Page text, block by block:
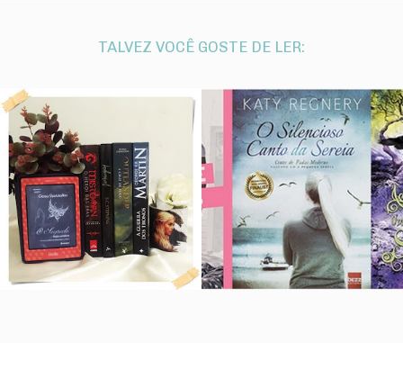
TALVEZ VOCÊ GOSTE DE LER: